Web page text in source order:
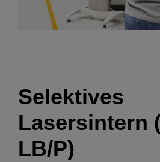
Selektives
Lasersintern
LB/P)